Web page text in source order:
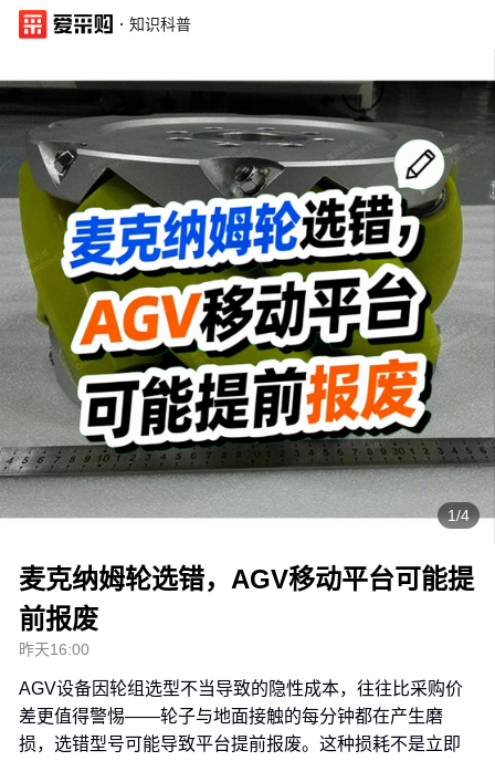
· 知识科普
1/4
麦克纳姆轮选错，AGV移动平台可能提
前报废
昨天16:00
AGV设备因轮组选型不当导致的隐性成本，往往比采购价
差更值得警惕——轮子与地面接触的每分钟都在产生磨
损，选错型号可能导致平台提前报废。这种损耗不是立即